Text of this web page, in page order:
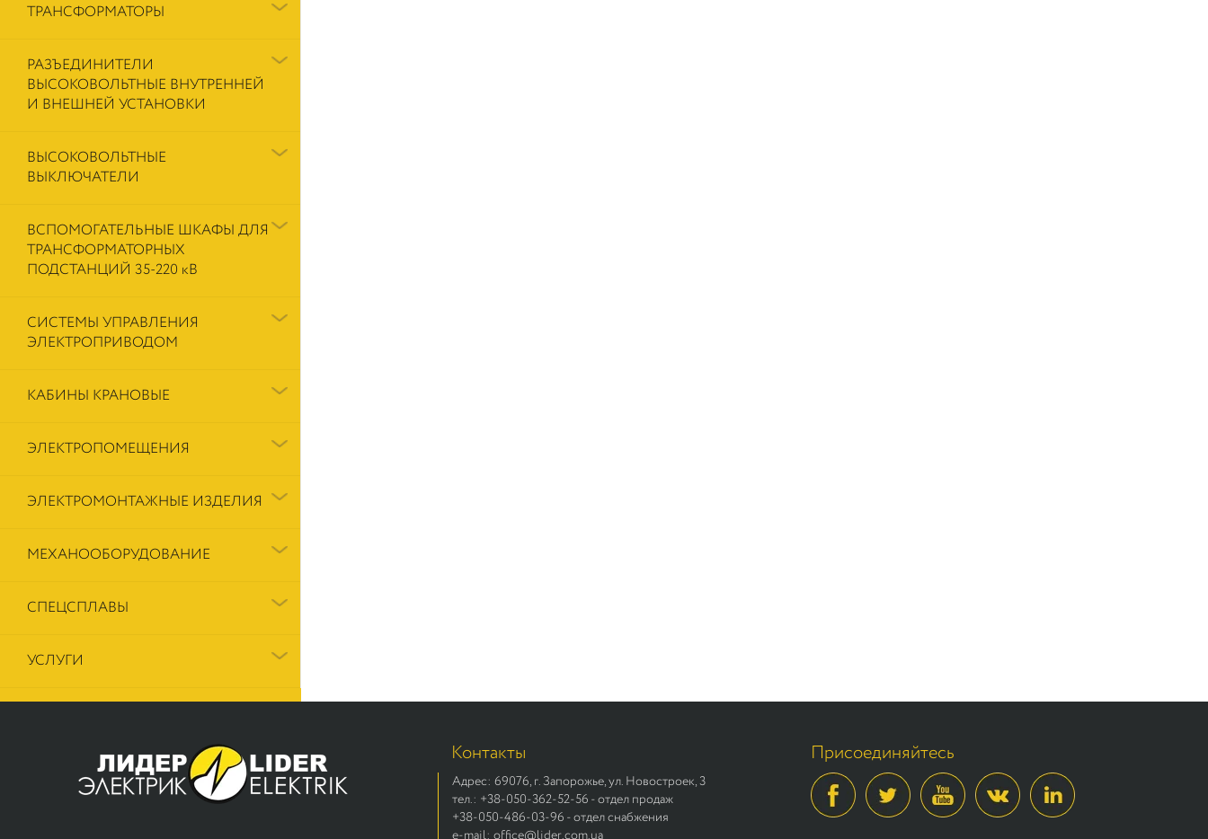
ТРАНСФОРМАТОРЫ
РАЗЪЕДИНИТЕЛИ
ВЫСОКОВОЛЬТНЫЕ ВНУТРЕННЕЙ
И ВНЕШНЕЙ УСТАНОВКИ
ВЫСОКОВОЛЬТНЫЕ
ВЫКЛЮЧАТЕЛИ
ВСПОМОГАТЕЛЬНЫЕ ШКАФЫ ДЛЯ
ТРАНСФОРМАТОРНЫХ
ПОДСТАНЦИЙ 35-220 кВ
СИСТЕМЫ УПРАВЛЕНИЯ
ЭЛЕКТРОПРИВОДОМ
КАБИНЫ КРАНОВЫЕ
ЭЛЕКТРОПОМЕЩЕНИЯ
ЭЛЕКТРОМОНТАЖНЫЕ ИЗДЕЛИЯ
МЕХАНООБОРУДОВАНИЕ
СПЕЦСПЛАВЫ
УСЛУГИ
Контакты
Адрес: 69076, г. Запорожье, ул. Новостроек, 3
тел.: +38-050-362-52-56 - отдел продаж
+38-050-486-03-96 - отдел снабжения
e-mail: office@lider.com.ua
Присоединяйтесь